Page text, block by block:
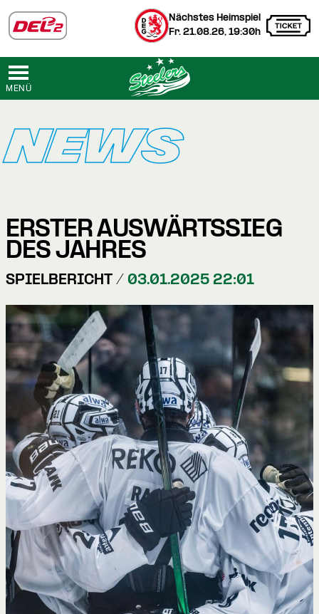
Nächstes Heimspiel
Fr. 21.08.26, 19:30h
MENÜ
NEWS
ERSTER AUSWÄRTSSIEG
DES JAHRES
SPIELBERICHT / 03.01.2025 22:01